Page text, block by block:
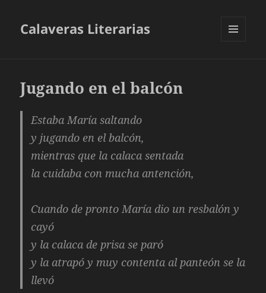
Calaveras Literarias
Jugando en el balcón
Estaba María saltando
y jugando en el balcón,
mientras que la calaca sentada
la cuidaba con mucha antención,
Cuando de pronto María dio un resbalón y
cayó
y la calaca de prisa se paró
y la atrapó y muy contenta al panteón se la
llevó